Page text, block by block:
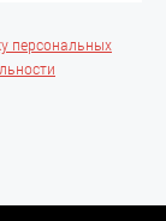
персональных